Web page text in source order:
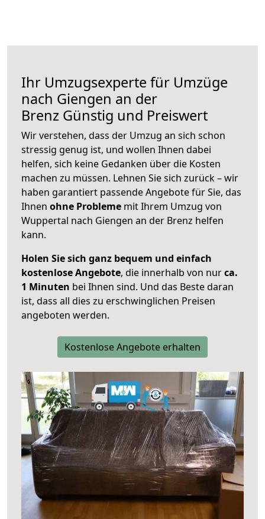
Ihr Umzugsexperte für Umzüge
nach Giengen an der
Brenz Günstig und Preiswert
Wir verstehen, dass der Umzug an sich schon
stressig genug ist, und wollen Ihnen dabei
helfen, sich keine Gedanken über die Kosten
machen zu müssen. Lehnen Sie sich zurück – wir
haben garantiert passende Angebote für Sie, das
Ihnen ohne Probleme mit Ihrem Umzug von
Wuppertal nach Giengen an der Brenz helfen
kann.
Holen Sie sich ganz bequem und einfach
kostenlose Angebote, die innerhalb von nurca.
1 Minuten bei Ihnen sind. Und das Beste daran
ist, dass all dies zu erschwinglichen Preisen
angeboten werden.
Kostenlose Angebote erhalten